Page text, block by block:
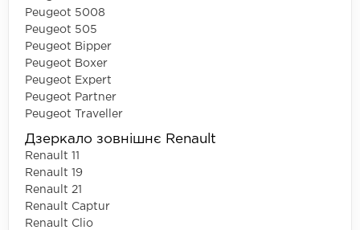
Peugeot 5008
Peugeot 505
Peugeot Bipper
Peugeot Boxer
Peugeot Expert
Peugeot Partner
Peugeot Traveller
Дзеркало зовнішнє Renault
Renault 11
Renault 19
Renault 21
Renault Captur
Renault Clio